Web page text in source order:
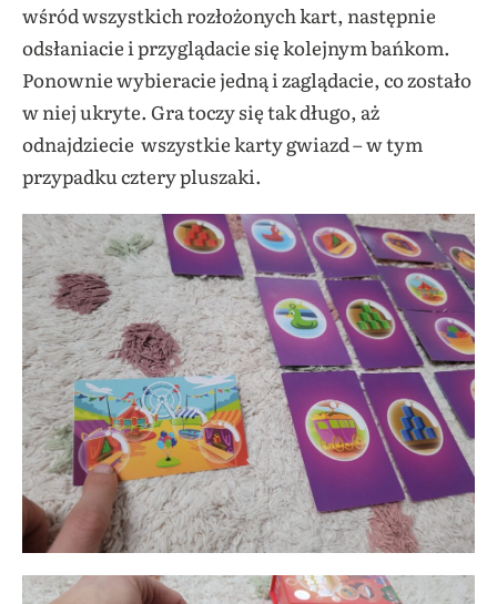
wśród wszystkich rozłożonych kart, następnie
odsłaniacie i przyglądacie się kolejnym bańkom.
Ponownie wybieracie jedną i zaglądacie, co zostało
w niej ukryte. Gra toczy się tak długo, aż
odnajdziecie wszystkie karty gwiazd – w tym
przypadku cztery pluszaki.